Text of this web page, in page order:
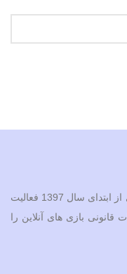
مجموعه 021Gem با مدیریت سبحان احمدی از ابتدای سال 1397 فعالیت
بازی های آنلاین را